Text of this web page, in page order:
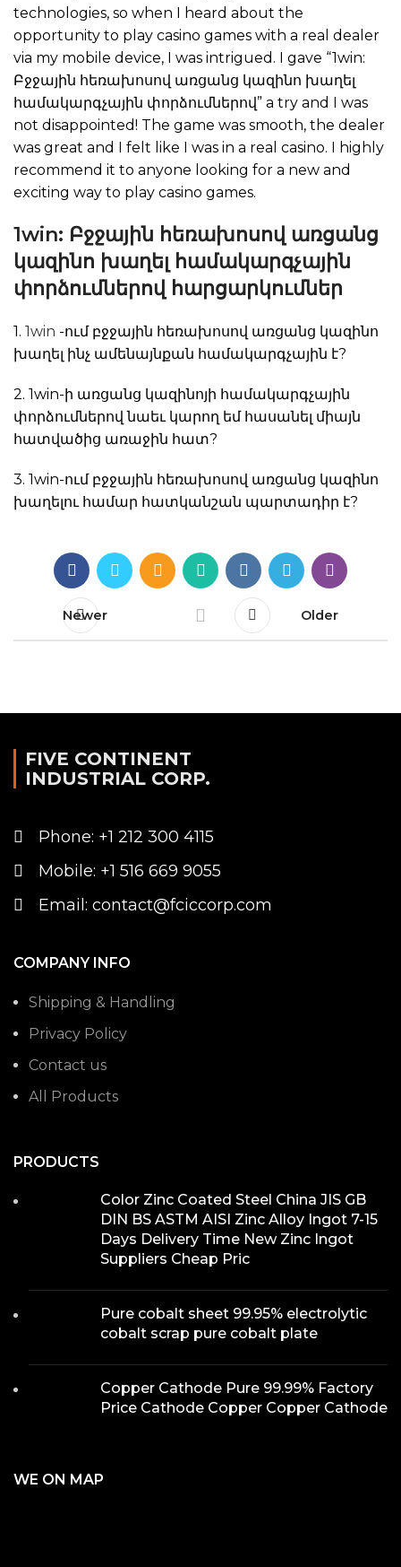
technologies, so when I heard about the
opportunity to play casino games with a real dealer
via my mobile device, I was intrigued. I gave “1win:
Բջջային հեռախոսով առցանց կազինո խաղել
համակարգչային փորձումներով” a try and I was
not disappointed! The game was smooth, the dealer
was great and I felt like I was in a real casino. I highly
recommend it to anyone looking for a new and
exciting way to play casino games.
1win: Բջջային հեռախոսով առցանց
կազինո խաղել համակարգչային
փորձումներով հարցարկումներ
1. 1win -ում բջջային հեռախոսով առցանց կազինո
խաղել ինչ ամենայնքան համակարգչային է?
2. 1win-ի առցանց կազինոյի համակարգչային
փորձումներով նաեւ կարող եմ հասանել միայն
հատվածից առաջին հատ?
3. 1win-ում բջջային հեռախոսով առցանց կազինո
խաղելու համար հատկանշան պարտադիր է?
Newer Older
FIVE CONTINENT
INDUSTRIAL CORP.
Phone: +1 212 300 4115
Mobile: +1 516 669 9055
Email: contact@fciccorp.com
COMPANY INFO
Shipping & Handling
Privacy Policy
Contact us
All Products
PRODUCTS
Color Zinc Coated Steel China JIS GB
DIN BS ASTM AISI Zinc Alloy Ingot 7-15
Days Delivery Time New Zinc Ingot
Suppliers Cheap Pric
Pure cobalt sheet 99.95% electrolytic
cobalt scrap pure cobalt plate
Copper Cathode Pure 99.99% Factory
Price Cathode Copper Copper Cathode
WE ON MAP